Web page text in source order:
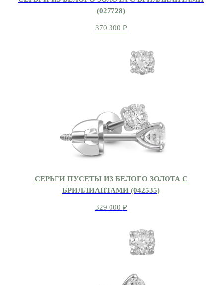
(027728)
370 300 ₽
СЕРЬГИ ПУСЕТЫ ИЗ БЕЛОГО ЗОЛОТА С
БРИЛЛИАНТАМИ (042535)
329 000 ₽